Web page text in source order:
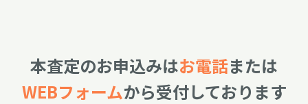
本査定のお申込みはお電話または
WEBフォームから受付しております